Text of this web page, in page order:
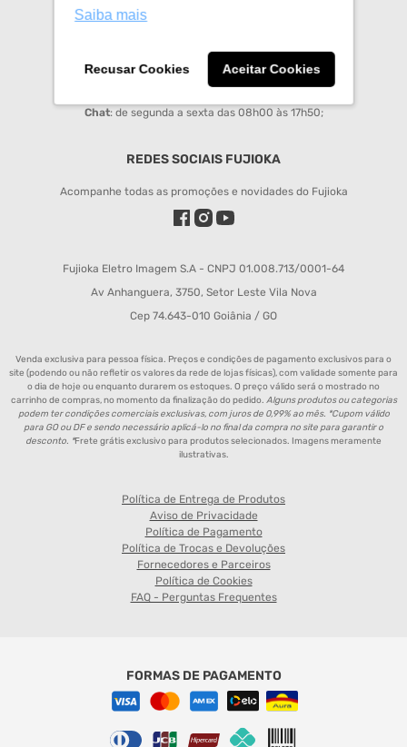
Saiba mais
Recusar Cookies Aceitar Cookies
Horário de Atendimento:
Segunda à Sexta 08:00 às 12:00 e 14:00 às 18:00;
Chat: de segunda a sexta das 08h00 às 17h50;
REDES SOCIAIS FUJIOKA
Acompanhe todas as promoções e novidades do Fujioka
Fujioka Eletro Imagem S.A - CNPJ 01.008.713/0001-64
Av Anhanguera, 3750, Setor Leste Vila Nova
Cep 74.643-010 Goiânia / GO
Venda exclusiva para pessoa física. Preços e condições de pagamento exclusivos para o
site (podendo ou não refletir os valores da rede de lojas físicas), com validade somente para
o dia de hoje ou enquanto durarem os estoques. O preço válido será o mostrado no
carrinho de compras, no momento da finalização do pedido. Alguns produtos ou categorias
podem ter condições comerciais exclusivas, com juros de 0,99% ao mês. *Cupom válido
para GO ou DF e sendo necessário aplicá-lo no final da compra no site para garantir o
desconto. *Frete grátis exclusivo para produtos selecionados. Imagens meramente
ilustrativas.
Política de Entrega de Produtos
Aviso de Privacidade
Política de Pagamento
Política de Trocas e Devoluções
Fornecedores e Parceiros
Política de Cookies
FAQ - Perguntas Frequentes
FORMAS DE PAGAMENTO